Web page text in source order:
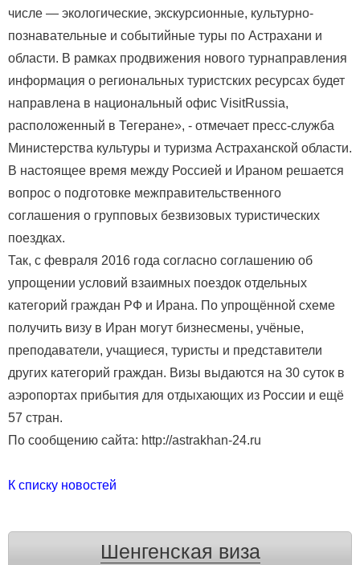
числе — экологические, экскурсионные, культурно-
познавательные и событийные туры по Астрахани и
области. В рамках продвижения нового турнаправления
информация о региональных туристских ресурсах будет
направлена в национальный офис VisitRussia,
расположенный в Тегеране», - отмечает пресс-служба
Министерства культуры и туризма Астраханской области.
В настоящее время между Россией и Ираном решается
вопрос о подготовке межправительственного
соглашения о групповых безвизовых туристических
поездках.
Так, с февраля 2016 года согласно соглашению об
упрощении условий взаимных поездок отдельных
категорий граждан РФ и Ирана. По упрощённой схеме
получить визу в Иран могут бизнесмены, учёные,
преподаватели, учащиеся, туристы и представители
других категорий граждан. Визы выдаются на 30 суток в
аэропортах прибытия для отдыхающих из России и ещё
57 стран.
По сообщению сайта: http://astrakhan-24.ru
К списку новостей
Шенгенская виза